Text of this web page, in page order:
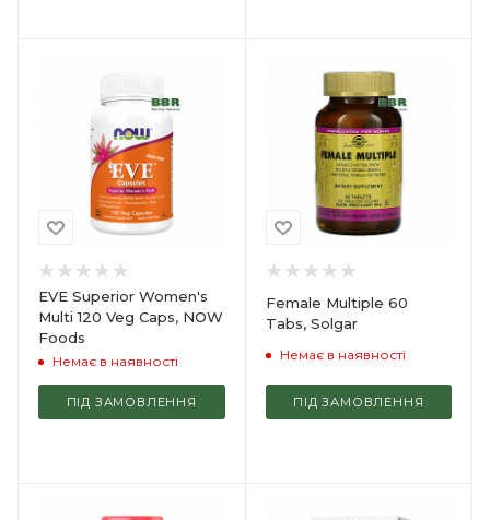
EVE Superior Women's
Multi 120 Veg Caps, NOW
Foods
Немає в наявності
ПІД ЗАМОВЛЕННЯ
Female Multiple 60
Tabs, Solgar
Немає в наявності
ПІД ЗАМОВЛЕННЯ